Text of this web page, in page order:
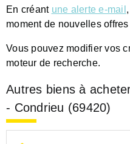
En créant une alerte e-mail
moment de nouvelles
Vous pouvez modifier vos
moteur de recherche.
Autres biens à
- Condrieu (69420)